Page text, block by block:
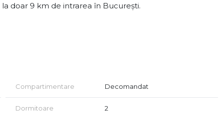
doar 9 km de intrarea în București.
Compartimentare Decomandat
Dormitoare 2